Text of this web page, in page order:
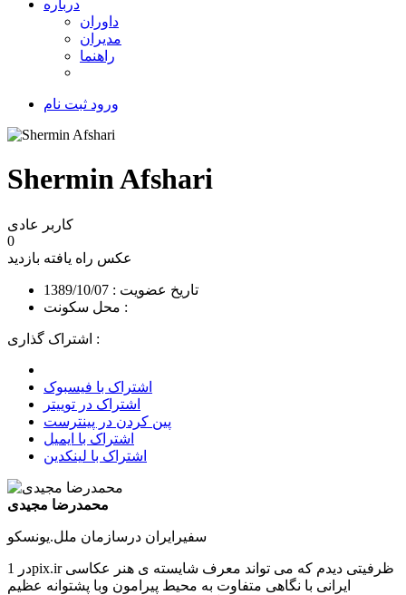
درباره
داوران
مدیران
راهنما
ورود ثبت نام
Shermin Afshari
کاربر عادی
0
عکس راه یافته بازدید
تاریخ عضویت : 1389/10/07
محل سکونت :
اشتراک گذاری :
اشتراک با فیسبوک
اشتراک در توییتر
پین کردن در پینترست
اشتراک با ایمیل
اشتراک با لینکدین
محمدرضا مجیدی
سفیرایران درسازمان ملل.یونسکو
در 1pix.ir ظرفیتی دیدم که می تواند معرف شایسته ی هنر عکاسی
ایرانی با نگاهی متفاوت به محیط پیرامون وبا پشتوانه عظیم